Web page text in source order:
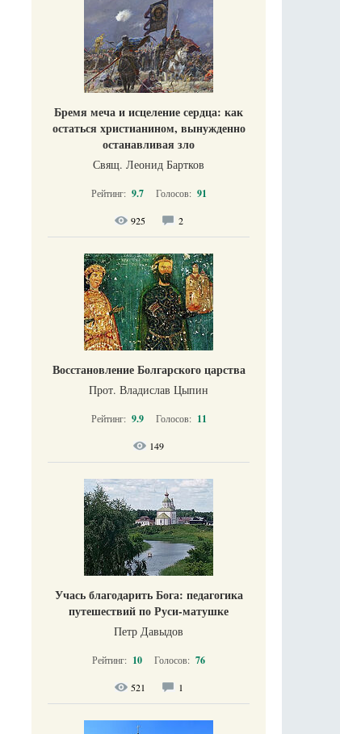
Бремя меча и исцеление сердца: как
остаться христианином, вынужденно
останавливая зло
Свящ. Леонид Бартков
Рейтинг: 9.7 Голосов: 91
925 2
Восстановление Болгарского царства
Прот. Владислав Цыпин
Рейтинг: 9.9 Голосов: 11
149
Учась благодарить Бога: педагогика
путешествий по Руси-матушке
Петр Давыдов
Рейтинг: 10 Голосов: 76
521 1